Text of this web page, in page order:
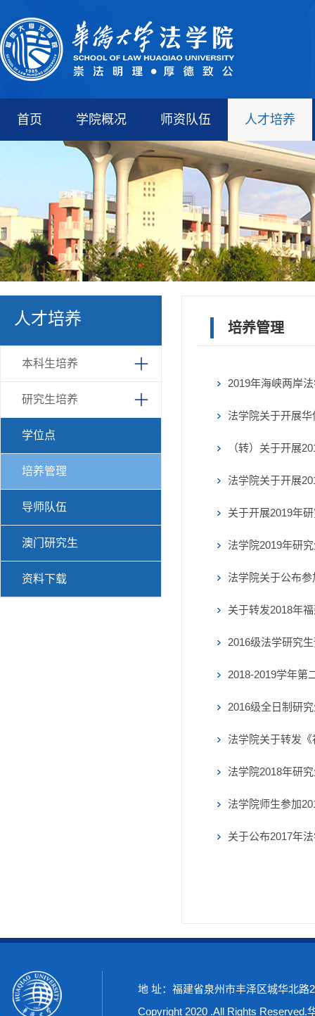
首页 学院概况 师资队伍 人才培养
人才培养
本科生培养
研究生培养
学位点
培养管理
导师队伍
澳门研究生
资料下载
培养管理
2019年海峡两岸
法学院关于开展
（转）关于开展
法学院关于开展
关于开展2019年
法学院2019年研
法学院关于公布
关于转发2018年
2016级法学研究
2018-2019学年第
2016级全日制研
法学院关于转发
法学院2018年研
法学院师生参加
关于公布2017年
地 址：福建省泉州市丰泽区城华北
Copyright 2020 .All Rights Reserved.